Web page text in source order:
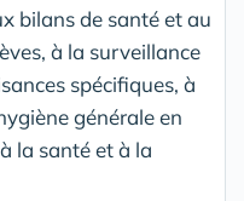
bilans de santé et au
à la surveillance
spécifiques, à
générale en
la santé et à la